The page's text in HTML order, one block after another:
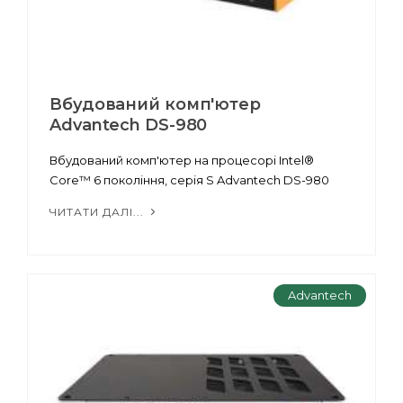
Вбудований комп'ютер
Advantech DS-980
Вбудований комп'ютер на процесорі Intel®
Core™ 6 покоління, серія S Advantech DS-980
ЧИТАТИ ДАЛІ...
Advantech